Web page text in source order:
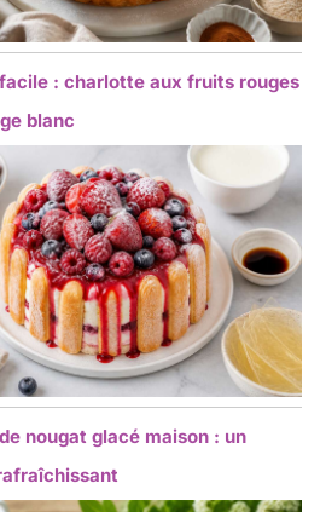
: charlotte aux fruits rouges
blanc
nougat glacé maison : un